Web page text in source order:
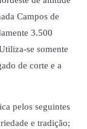
Campos de
3.500
se somente
de corte e a
pelos seguintes
e tradição;